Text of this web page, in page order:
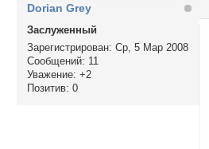
Dorian Grey
Заслуженный
Зарегистрирован: Ср, 5 Мар 2008
Сообщений: 11
Уважение: +2
Позитив: 0